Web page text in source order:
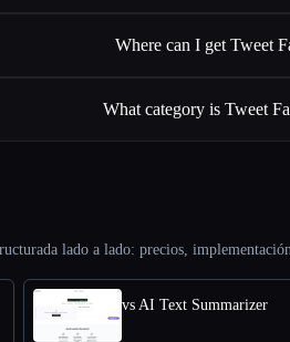
Where can I get Tweet
What category is Tweet
lado a lado: precios,
vs AI Text Summarizer